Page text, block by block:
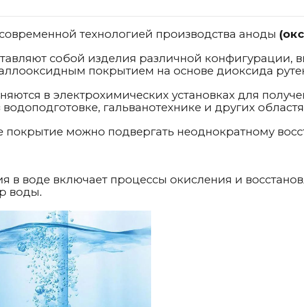
технологией производства аноды
собой изделия различной конфигурации,
покрытием на основе диоксида
в электрохимических установках для
гальванотехнике и других
покрытие можно подвергать неоднократному
в воде включает процессы окисления и
воды.